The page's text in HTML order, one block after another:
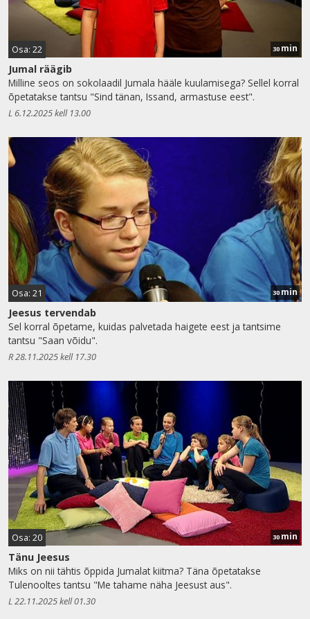
Osa: 22 30 min
Jumal räägib
Milline seos on sokolaadil Jumala hääle kuulamisega? Sellel korral
õpetatakse tantsu "Sind tänan, Issand, armastuse eest".
L 6.12.2025 kell 13.00
Osa: 21 30 min
Jeesus tervendab
Sel korral õpetame, kuidas palvetada haigete eest ja tantsime
tantsu "Saan võidu".
R 28.11.2025 kell 17.30
Osa: 20 30 min
Tänu Jeesus
Miks on nii tähtis õppida Jumalat kiitma? Täna õpetatakse
Tulenooltes tantsu "Me tahame näha Jeesust aus".
L 22.11.2025 kell 01.30